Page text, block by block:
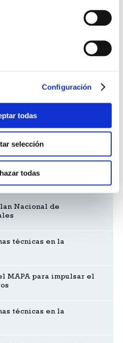
Configuración
todas
selección
todas
Consultivas de
las telecomunicaciones
Nacional de
técnicas en la
MAPA para impulsar el
técnicas en la